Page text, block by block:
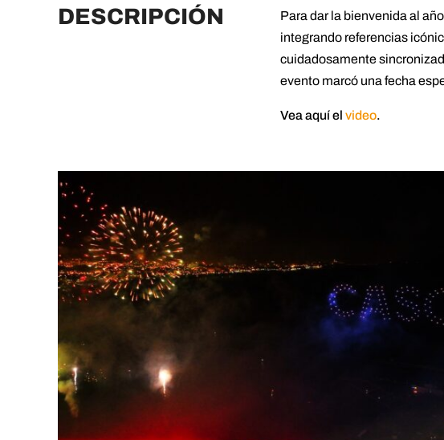
DESCRIPCIÓN
Para dar la bienvenida al
integrando referencias
cuidadosamente
evento marcó una fecha
Vea aquí el video.